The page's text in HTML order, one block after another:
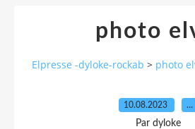
photo
Elpresse -dyloke-rockab > photo
10.08.2023 …
Par dyloke